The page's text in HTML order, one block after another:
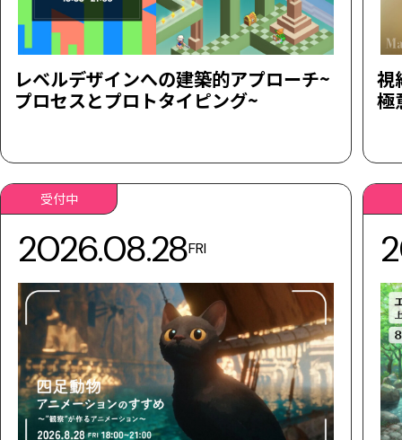
レベルデザインへの建築的アプローチ~
プロセスとプロトタイピング~
視
極
受付中
2026.08.28FRI